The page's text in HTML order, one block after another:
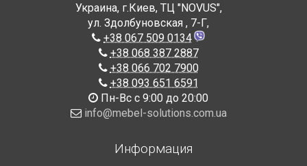
Украина, г.Киев, ТЦ "NOVUS",
ул. Здолбуновская , 7-Г,
+38 067 509 0134
+38 068 387 2887
+38 066 702 7900
+38 093 651 6591
Пн-Вс с 9:00 до 20:00
info@mebel-solutions.com.ua
Информация